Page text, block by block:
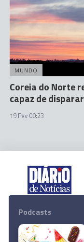
MUNDO
Coreia do Norte
capaz de
19 Fev 00:23
Podcasts